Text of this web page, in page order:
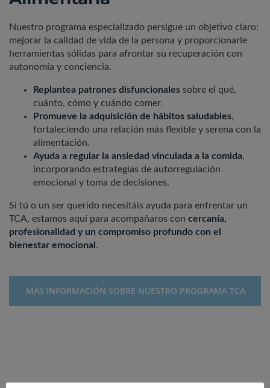
Nuestro programa especializado persigue un objetivo claro:
mejorar la calidad de vida de la persona y proporcionarle
herramientas sólidas para afrontar su recuperación con
autonomía y conciencia.
Replantea patrones disfuncionales sobre el qué,
cuánto, cómo y cuándo comer.
Promueve la adquisición de hábitos saludables,
fortaleciendo una relación más flexible y serena con la
alimentación.
Ayuda a regular la ansiedad vinculada a la comida,
incorporando estrategias de autorregulación
emocional y toma de decisiones.
Si tú o un ser querido necesitáis ayuda para enfrentar un
TCA, estamos aquí para acompañaros con cercanía,
profesionalidad y un compromiso profundo con el
bienestar emocional .
MÁS INFORMACIÓN SOBRE NUESTRO PROGRAMA TCA